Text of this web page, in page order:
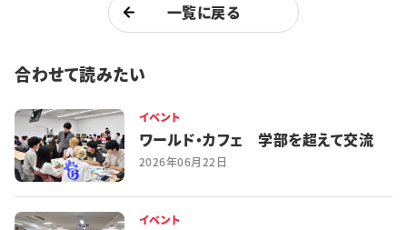
一覧に戻る
合わせて読みたい
イベント
ワールド・カフェ 学部を超えて交流
2026年06月22日
イベント